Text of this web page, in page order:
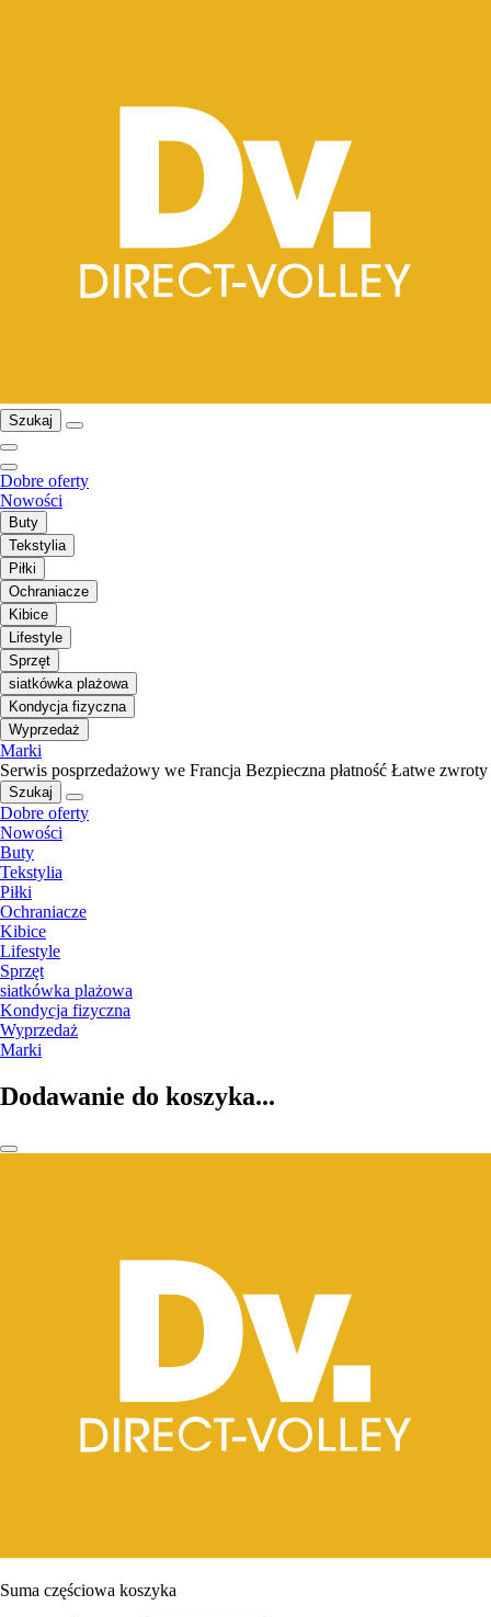
Szukaj
Dobre oferty
Nowości
Buty
Tekstylia
Piłki
Ochraniacze
Kibice
Lifestyle
Sprzęt
siatkówka plażowa
Kondycja fizyczna
Wyprzedaż
Marki
Serwis posprzedażowy we Francja Bezpieczna płatność Łatwe zwroty
Szukaj
Dobre oferty
Nowości
Buty
Tekstylia
Piłki
Ochraniacze
Kibice
Lifestyle
Sprzęt
siatkówka plażowa
Kondycja fizyczna
Wyprzedaż
Marki
Dodawanie do koszyka...
Suma częściowa koszyka